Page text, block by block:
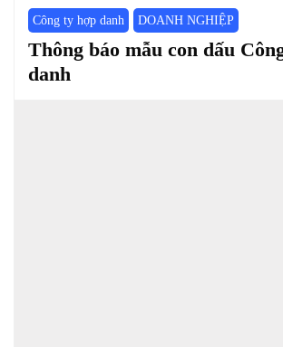
Công ty hợp danh DOANH NGHIỆP
Thông báo mẫu con dấu
danh